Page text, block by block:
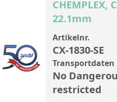
CHEMPLEX,
22.1mm
Artikelnr.
CX-1830-SE
Transportdaten
No
restricted